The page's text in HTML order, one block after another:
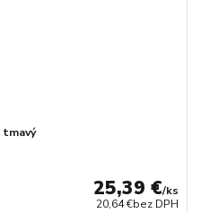
tmavý
25,39 €/ks
20,64 €bez DPH